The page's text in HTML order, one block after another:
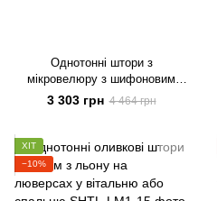
Однотонні штори з
мікровелюру з шифоновим
тюлем на люверсах,
оксамитові портьєри Темно-
3 303 грн 4 464 грн
ХІТ
−10%